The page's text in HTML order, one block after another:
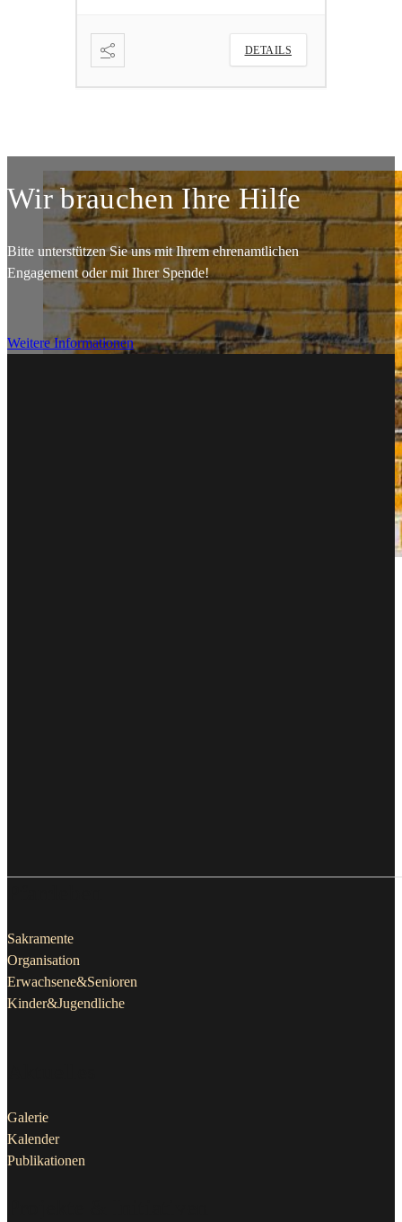
DETAILS
Wir brauchen Ihre Hilfe
Bitte unterstützen Sie uns mit Ihrem ehrenamtlichen
Engagement oder mit Ihrer Spende!
Weitere Informationen
Sakramente
Organisation
Erwachsene&Senioren
Kinder&Jugendliche
Galerie
Kalender
Publikationen